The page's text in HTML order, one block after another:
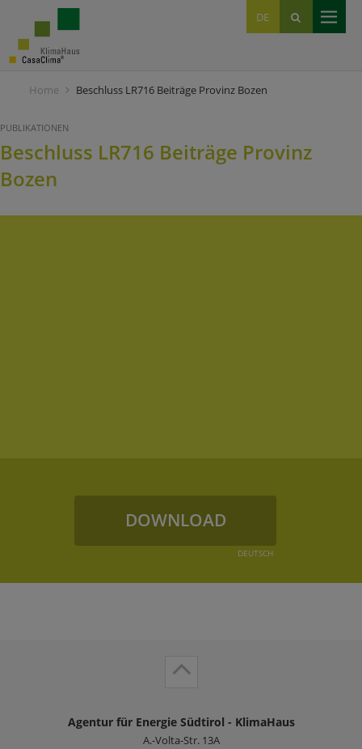
DE
IT
EN
Home Beschluss LR716 Beiträge Provinz Bozen
PUBLIKATIONEN
Beschluss LR716 Beiträge Provinz
Bozen
DOWNLOAD
DEUTSCH
Agentur für Energie Südtirol - KlimaHaus
A.-Volta-Str. 13A